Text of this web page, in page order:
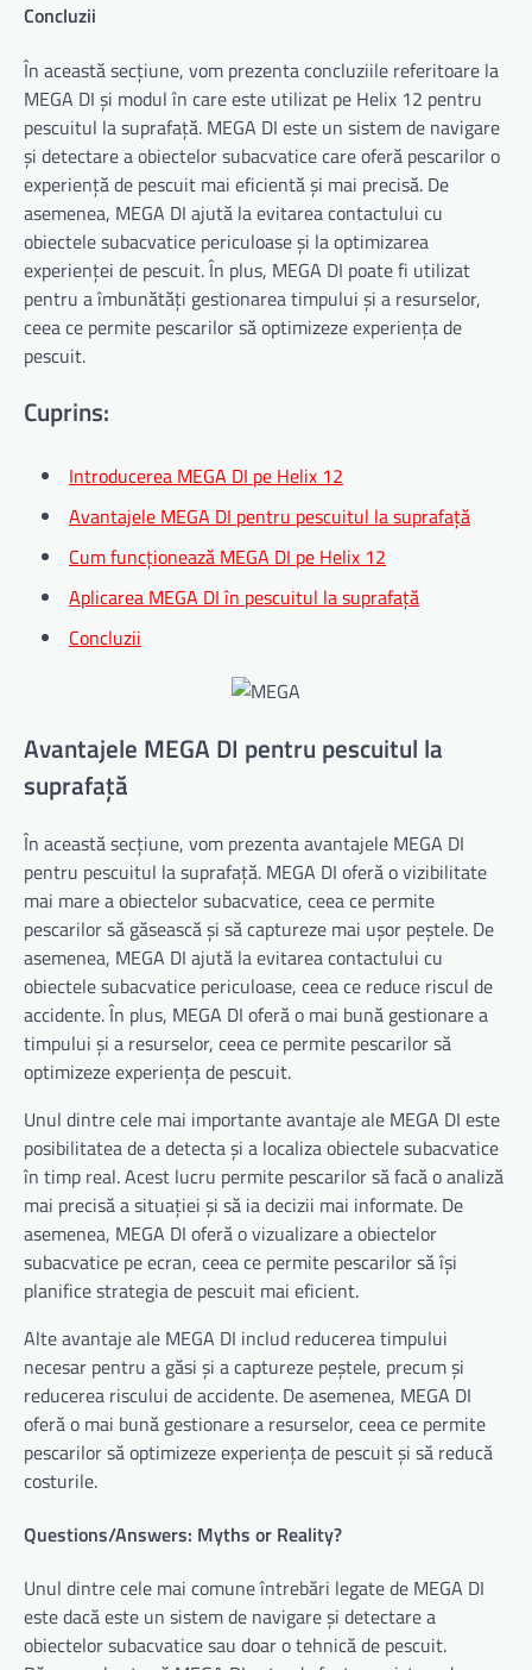
Concluzii
În această secțiune, vom prezenta concluziile referitoare la
MEGA DI și modul în care este utilizat pe Helix 12 pentru
pescuitul la suprafață. MEGA DI este un sistem de navigare
și detectare a obiectelor subacvatice care oferă pescarilor o
experiență de pescuit mai eficientă și mai precisă. De
asemenea, MEGA DI ajută la evitarea contactului cu
obiectele subacvatice periculoase și la optimizarea
experienței de pescuit. În plus, MEGA DI poate fi utilizat
pentru a îmbunătăți gestionarea timpului și a resurselor,
ceea ce permite pescarilor să optimizeze experiența de
pescuit.
Cuprins:
Introducerea MEGA DI pe Helix 12
Avantajele MEGA DI pentru pescuitul la suprafață
Cum funcționează MEGA DI pe Helix 12
Aplicarea MEGA DI în pescuitul la suprafață
Concluzii
Avantajele MEGA DI pentru pescuitul la
suprafață
În această secțiune, vom prezenta avantajele MEGA DI
pentru pescuitul la suprafață. MEGA DI oferă o vizibilitate
mai mare a obiectelor subacvatice, ceea ce permite
pescarilor să găsească și să captureze mai ușor peștele. De
asemenea, MEGA DI ajută la evitarea contactului cu
obiectele subacvatice periculoase, ceea ce reduce riscul de
accidente. În plus, MEGA DI oferă o mai bună gestionare a
timpului și a resurselor, ceea ce permite pescarilor să
optimizeze experiența de pescuit.
Unul dintre cele mai importante avantaje ale MEGA DI este
posibilitatea de a detecta și a localiza obiectele subacvatice
în timp real. Acest lucru permite pescarilor să facă o analiză
mai precisă a situației și să ia decizii mai informate. De
asemenea, MEGA DI oferă o vizualizare a obiectelor
subacvatice pe ecran, ceea ce permite pescarilor să își
planifice strategia de pescuit mai eficient.
Alte avantaje ale MEGA DI includ reducerea timpului
necesar pentru a găsi și a captureze peștele, precum și
reducerea riscului de accidente. De asemenea, MEGA DI
oferă o mai bună gestionare a resurselor, ceea ce permite
pescarilor să optimizeze experiența de pescuit și să reducă
costurile.
Questions/Answers: Myths or Reality?
Unul dintre cele mai comune întrebări legate de MEGA DI
este dacă este un sistem de navigare și detectare a
obiectelor subacvatice sau doar o tehnică de pescuit.